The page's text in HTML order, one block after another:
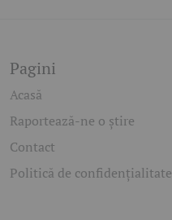
Pagini
Acasă
Raportează-ne o știre
Contact
Politică de confidențialitate